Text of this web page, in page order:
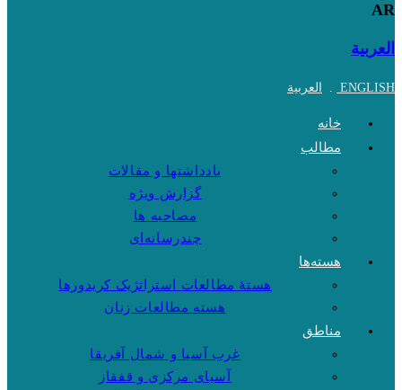
AR
العربية
ENGLISH
. العربية
خانه
مطالب
یادداشتها و مقالات
گزارش ویژه
مصاحبه ها
چندرسانه‌ای
هسته‌ها
هستهٔ مطالعات استراتژیک کریدورها
هسته مطالعات زنان
مناطق
غرب آسیا و شمال آفریقا
آسیای مرکزی و قفقاز